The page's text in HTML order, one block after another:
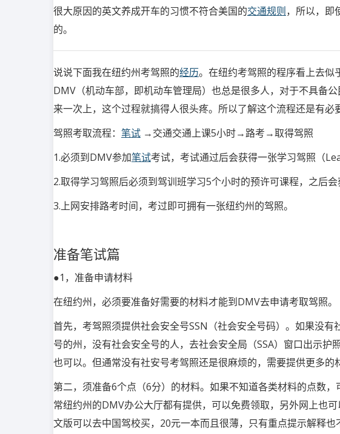
很大原因的英文养成开车的习惯不符合美国的交通规则，所以，即
的。
说说下面我在纽约州考驾照的经历。在纽约考驾照的程序看上去似
DMV（机动车部，即机动车管理局）也总是很多人，对于不具备
来一次上，这个过程就搞得人很头疼。所以了解这个流程还是有
驾照考取流程： 笔试 →交通交通上课5小时→路考→取得驾照
1.必须到DMV参加笔试考试，考试通过后会获得一张学习驾照（
2.取得学习驾照后必须到驾训班学习5个小时的预许可课程，之后
3.上网安排路考时间，考过即可拥有一张纽约州的驾照。
准备笔试篇
●1，准备申请材料
在纽约州，必须要准备好需要的材料才能到DMV去申请考取驾照。
首先，考驾照须提供社会安全号SSN（社会安全号码）。如果没
号的州，没有社会安全号的人，去社会安全局（SSA）窗口出示护
也可以。但通常没有社安号考驾照还是很麻烦的，需要提供更多的
第二，须准备6个点（6分）的材料。如果不知道各类材料的点数
常纽约州的DMV办公大厅都有提供，可以免费领取，另外网上也
文版可以去中国驾校买，20元一本而且很薄，只有重点提示解释也